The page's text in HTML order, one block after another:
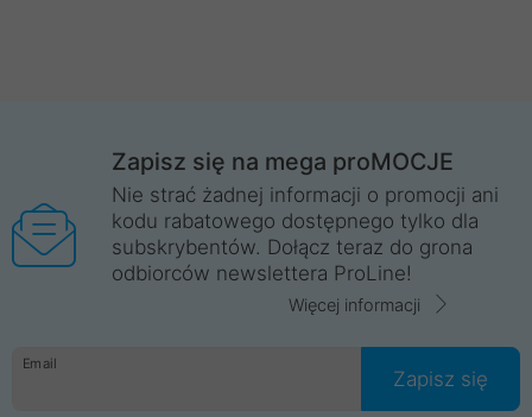
Zapisz się na mega proMOCJE
Nie strać żadnej informacji o promocji ani
kodu rabatowego dostępnego tylko dla
subskrybentów. Dołącz teraz do grona
odbiorców newslettera ProLine!
Więcej informacji
Email
Zapisz się